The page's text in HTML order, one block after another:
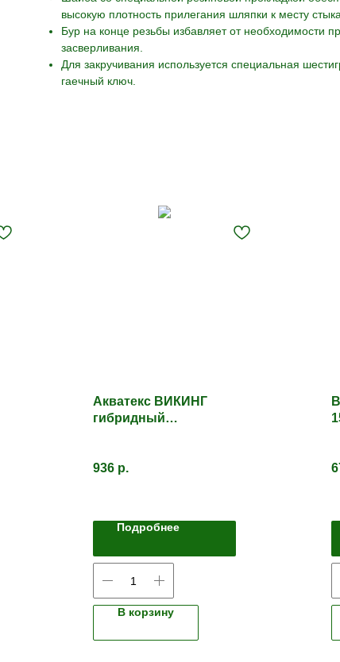
высокую плотность прилегания шляпки к месту
Бур на конце резьбы избавляет от необходимости
засверливания.
Для закручивания используется специальная
гаечный ключ.
Акватекс ВИКИНГ
гибридный
дерева. БЕЛЫЙ
936 р.
Подробнее
В корзину